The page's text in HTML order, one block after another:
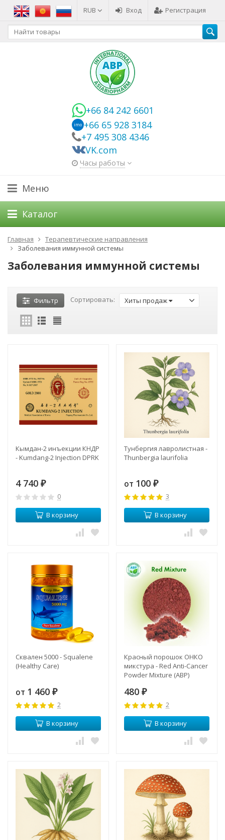
RUB Вход Регистрация
+66 84 242 6601
imo +66 65 928 3184
+7 495 308 4346
VK.com
Часы работы
Меню
Каталог
Главная
Терапевтические направления
Заболевания иммунной системы
Заболевания иммунной системы
Фильтр Сортировать: Хиты продаж
Кымдан-2 инъекции КНДР
- Kumdang-2 Injection DPRK
4 740 ₽
0
В корзину
Тунбергия лавролистная -
Thunbergia laurifolia
от 100 ₽
3
В корзину
Сквален 5000 - Squalene
(Healthy Care)
от 1 460 ₽
2
В корзину
Красный порошок ОНКО
микстура - Red Anti-Cancer
Powder Mixture (ABP)
480 ₽
2
В корзину